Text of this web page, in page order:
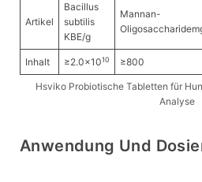
Artikel
Bacillus
subtilis
KBE/g
Mannan-
Inhalt ≥2.0×1010 ≥800
Hsviko Probiotische Tabletten für
Analyse
Anwendung Und